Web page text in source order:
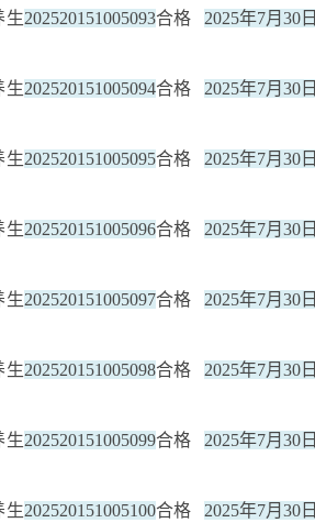
生202520151005093合格 2025年7月30日
生202520151005094合格 2025年7月30日
生202520151005095合格 2025年7月30日
生202520151005096合格 2025年7月30日
生202520151005097合格 2025年7月30日
生202520151005098合格 2025年7月30日
生202520151005099合格 2025年7月30日
生202520151005100合格 2025年7月30日